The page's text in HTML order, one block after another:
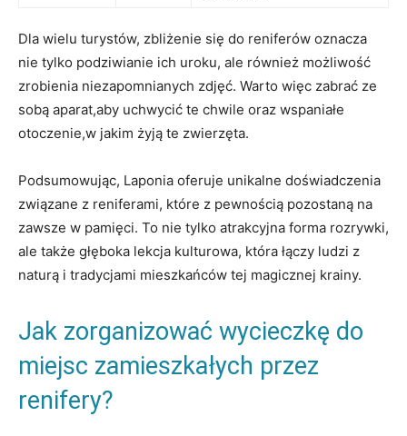
Dla wielu turystów, zbliżenie się do reniferów oznacza
nie tylko podziwianie ich uroku, ale również możliwość
zrobienia niezapomnianych zdjęć. Warto więc zabrać ze
sobą aparat,aby uchwycić te chwile oraz wspaniałe
otoczenie,w jakim żyją te zwierzęta.
Podsumowując, Laponia oferuje unikalne doświadczenia
związane z reniferami, które z pewnością pozostaną na
zawsze w pamięci. To nie tylko atrakcyjna forma rozrywki,
ale także głęboka lekcja kulturowa, która łączy ludzi z
naturą i tradycjami mieszkańców tej magicznej krainy.
Jak zorganizować wycieczkę do
miejsc zamieszkałych przez
renifery?